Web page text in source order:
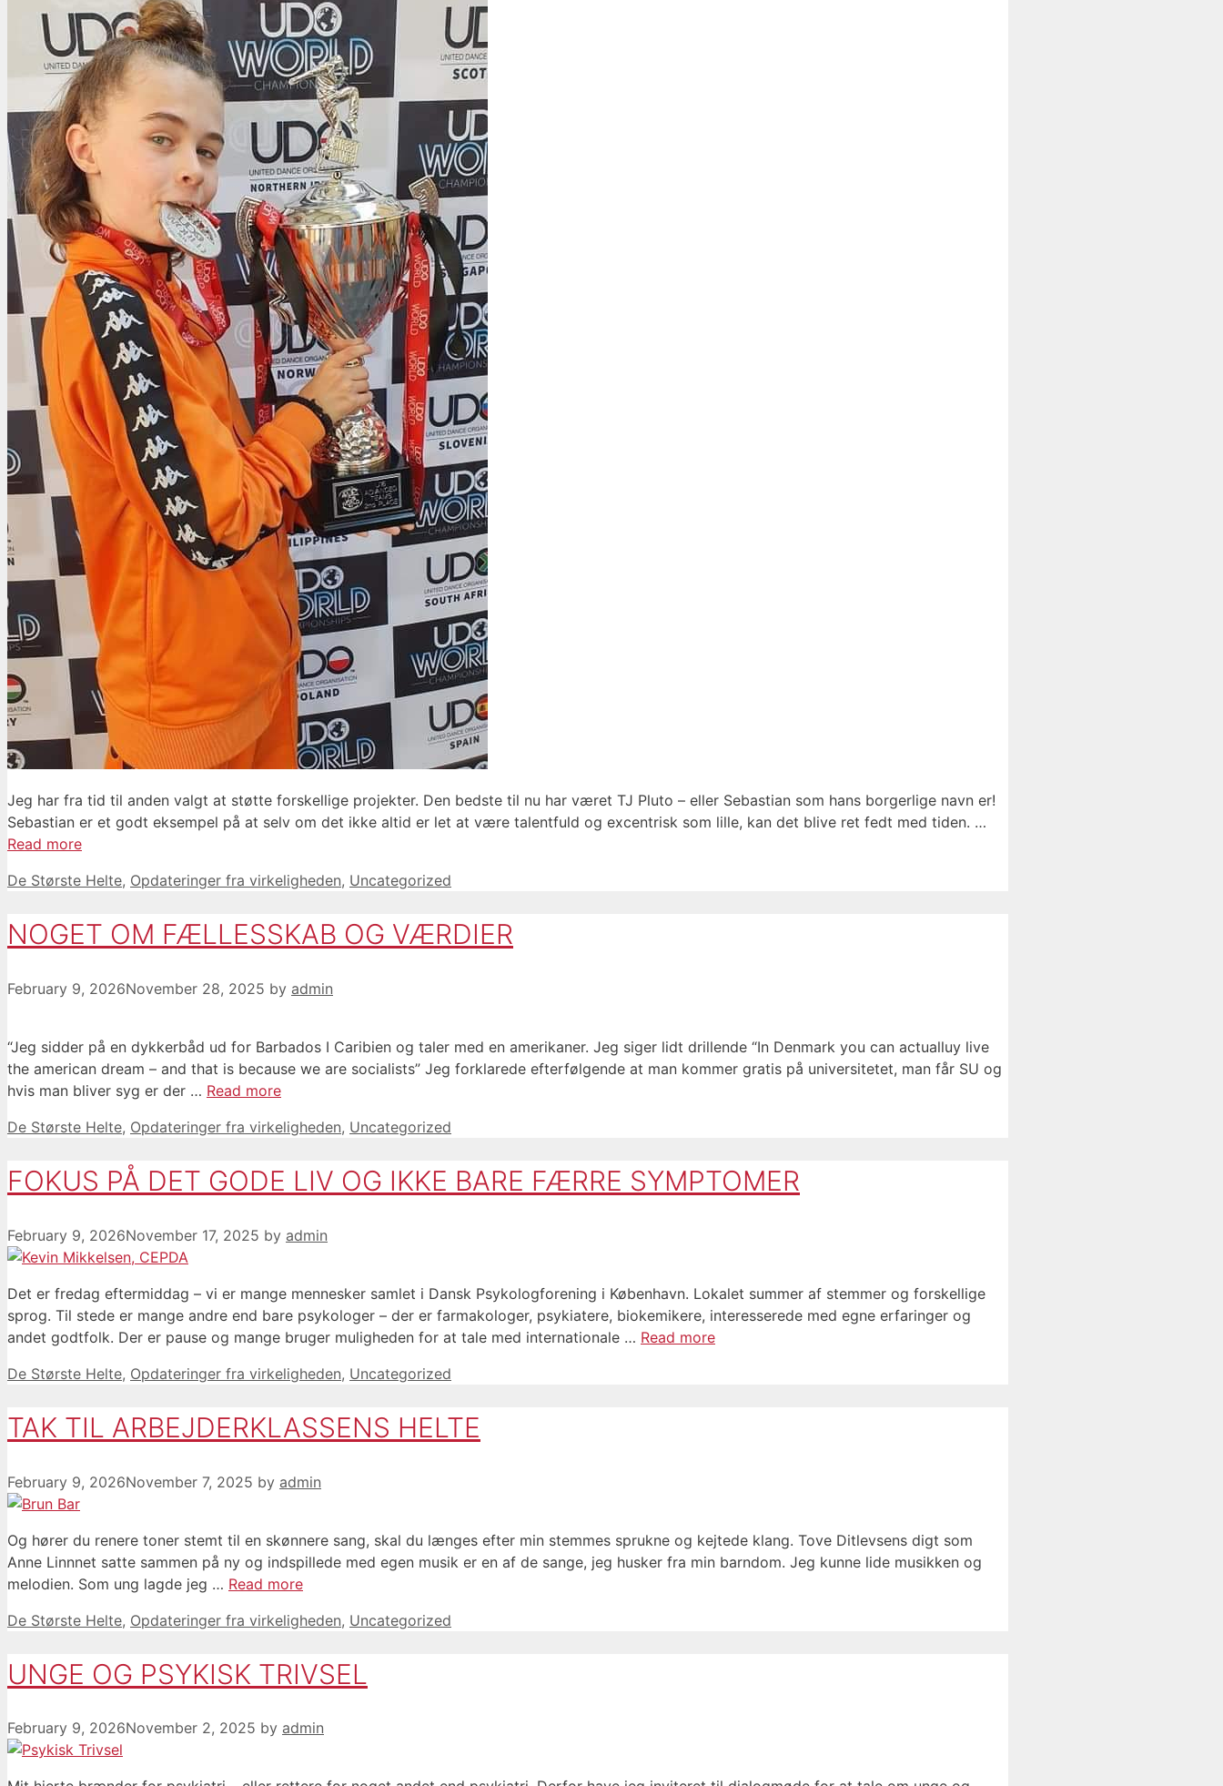
Jeg har fra tid til anden valgt at støtte forskellige projekter. Den bedste til nu har været TJ Pluto – eller Sebastian som hans borgerlige navn er!
Sebastian er et godt eksempel på at selv om det ikke altid er let at være talentfuld og excentrisk som lille, kan det blive ret fedt med tiden. …
Read more
Categories
De Største Helte, Opdateringer fra virkeligheden, Uncategorized
NOGET OM FÆLLESSKAB OG VÆRDIER
February 9, 2026November 28, 2025 by admin
“Jeg sidder på en dykkerbåd ud for Barbados I Caribien og taler med en amerikaner. Jeg siger lidt drillende “In Denmark you can actualluy live
the american dream – and that is because we are socialists” Jeg forklarede efterfølgende at man kommer gratis på universitetet, man får SU og
hvis man bliver syg er der … Read more
Categories
De Største Helte, Opdateringer fra virkeligheden, Uncategorized
FOKUS PÅ DET GODE LIV OG IKKE BARE FÆRRE SYMPTOMER
February 9, 2026November 17, 2025 by admin
Det er fredag eftermiddag – vi er mange mennesker samlet i Dansk Psykologforening i København. Lokalet summer af stemmer og forskellige
sprog. Til stede er mange andre end bare psykologer – der er farmakologer, psykiatere, biokemikere, interesserede med egne erfaringer og
andet godtfolk. Der er pause og mange bruger muligheden for at tale med internationale … Read more
Categories
De Største Helte, Opdateringer fra virkeligheden, Uncategorized
TAK TIL ARBEJDERKLASSENS HELTE
February 9, 2026November 7, 2025 by admin
Og hører du renere toner stemt til en skønnere sang, skal du længes efter min stemmes sprukne og kejtede klang. Tove Ditlevsens digt som
Anne Linnnet satte sammen på ny og indspillede med egen musik er en af de sange, jeg husker fra min barndom. Jeg kunne lide musikken og
melodien. Som ung lagde jeg … Read more
Categories
De Største Helte, Opdateringer fra virkeligheden, Uncategorized
UNGE OG PSYKISK TRIVSEL
February 9, 2026November 2, 2025 by admin